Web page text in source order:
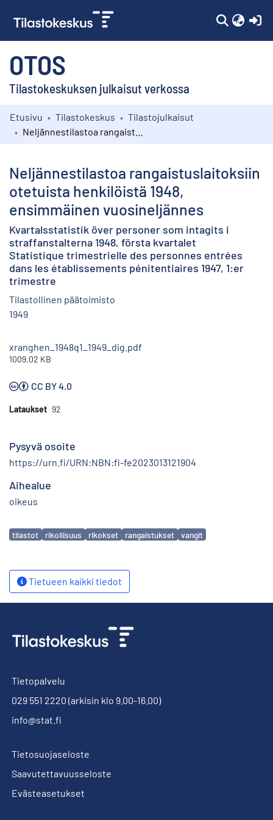
OTOS
Tilastokeskuksen julkaisut verkossa
Kokoelmat
Etusivu Tilastokeskus
Tilastojulkaisut
Neljännestilastoa rangaistuslaitoksiin
otetuista henkilöistä 1948,
ensimmäinen vuosineljännes
Kvartalsstatistik över personer som intagits i
straffanstalterna 1948, första kvartalet
Statistique trimestrielle des personnes entrées
dans les établissements pénitentiaires 1947, 1:er
trimestre
Tilastollinen päätoimisto
1949
xranghen_1948q1_1949_dig.pdf
1009.02 KB
CC BY 4.0
Lataukset 92
Pysyvä osoite
https://urn.fi/URN:NBN:fi-fe2023013121904
Aihealue
oikeus
Avainsanat
tilastot rikollisuus rikokset rangaistukset vangit
Tietueen kaikki tiedot
Tietopalvelu
029 551 2220 (arkisin klo 9.00-16.00)
info@stat.fi
Tietosuojaseloste
Saavutettavuusseloste
Evästeasetukset